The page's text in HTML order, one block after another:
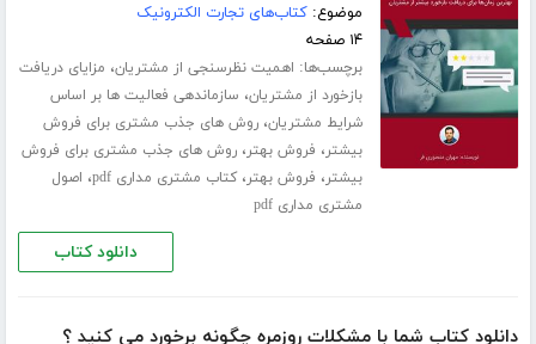
موضوع:کتاب‌های تجارت الکترونیک
۱۴ صفحه
برچسب‌ها: اهمیت نظرسنجی از مشتریان، مزایای دریافت
بازخورد از مشتریان، سازماندهی فعالیت ها بر اساس
شرایط مشتریان،روش های جذب مشتری برای فروش
بیشتر، فروش بهتر،روش های جذب مشتری برای فروش
بیشتر، فروش بهتر،کتاب مشتری مداری pdf ، اصول
مشتری مداری pdf
دانلود کتاب
دانلود کتاب شما با مشکلات روزمره چگونه برخورد می کنید ؟